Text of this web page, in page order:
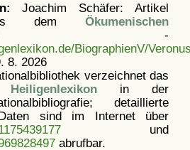
Joachim Schäfer: Artikel
dem Ökumenischen
BiographienV/
8. 2026
verzeichnet das
in der
detaillierte
sind im Internet über
und
abrufbar.